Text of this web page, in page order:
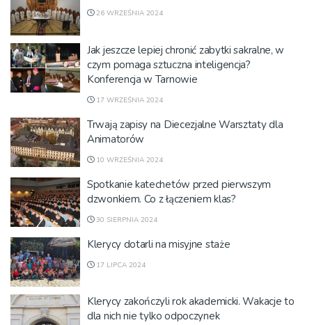
26 WRZEŚNIA 2024
Jak jeszcze lepiej chronić zabytki sakralne, w
czym pomaga sztuczna inteligencja?
Konferencja w Tarnowie
17 WRZEŚNIA 2024
Trwają zapisy na Diecezjalne Warsztaty dla
Animatorów
10 WRZEŚNIA 2024
Spotkanie katechetów przed pierwszym
dzwonkiem. Co z łączeniem klas?
30 SIERPNIA 2024
Klerycy dotarli na misyjne staże
17 LIPCA 2024
Klerycy zakończyli rok akademicki. Wakacje to
dla nich nie tylko odpoczynek